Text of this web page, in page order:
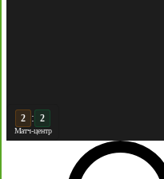
3 :
Матч-центр